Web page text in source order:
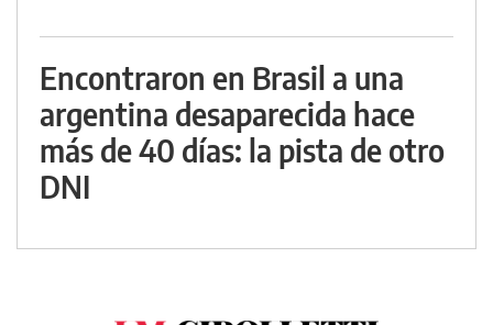
Encontraron en Brasil a una
argentina desaparecida hace
más de 40 días: la pista de otro
DNI